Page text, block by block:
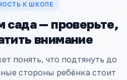
К ШКОЛЕ
сада — проверьте,
внимание
понять, что подтянуть до
стороны ребёнка стоит